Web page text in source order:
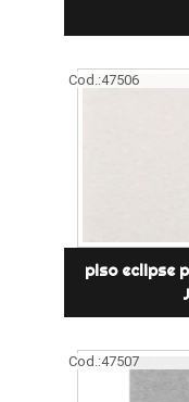
Cod.:47506
piso eclipse
Cod.:47507